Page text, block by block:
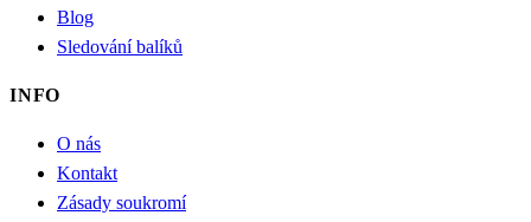
Blog
Sledování balíků
INFO
O nás
Kontakt
Zásady soukromí